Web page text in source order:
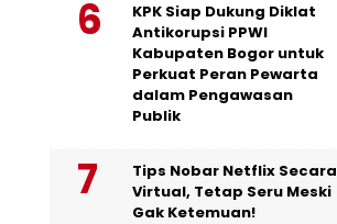
KPK Siap Dukung Diklat
Antikorupsi PPWI
Kabupaten Bogor untuk
Perkuat Peran Pewarta
dalam Pengawasan
Publik
Tips Nobar Netflix Secara
Virtual, Tetap Seru Meski
Gak Ketemuan!